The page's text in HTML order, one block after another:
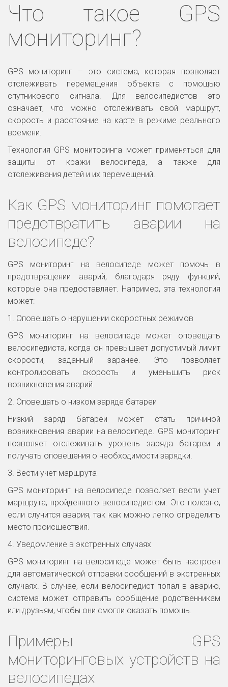
Что такое GPS
мониторинг?
GPS мониторинг – это система, которая позволяет
отслеживать перемещения объекта с помощью
спутникового сигнала. Для велосипедистов это
означает, что можно отслеживать свой маршрут,
скорость и расстояние на карте в режиме реального
времени.
Технология GPS мониторинга может применяться для
защиты от кражи велосипеда, а также для
отслеживания детей и их перемещений.
Как GPS мониторинг помогает
предотвратить аварии на
велосипеде?
GPS мониторинг на велосипеде может помочь в
предотвращении аварий, благодаря ряду функций,
которые она предоставляет. Например, эта технология
может:
1. Оповещать о нарушении скоростных режимов
GPS мониторинг на велосипеде может оповещать
велосипедиста, когда он превышает допустимый лимит
скорости, заданный заранее. Это позволяет
контролировать скорость и уменьшить риск
возникновения аварий.
2. Оповещать о низком заряде батареи
Низкий заряд батареи может стать причиной
возникновения аварии на велосипеде. GPS мониторинг
позволяет отслеживать уровень заряда батареи и
получать оповещения о необходимости зарядки.
3. Вести учет маршрута
GPS мониторинг на велосипеде позволяет вести учет
маршрута, пройденного велосипедистом. Это полезно,
если случится авария, так как можно легко определить
место происшествия.
4. Уведомление в экстренных случаях
GPS мониторинг на велосипеде может быть настроен
для автоматической отправки сообщений в экстренных
случаях. В случае, если велосипедист попал в аварию,
система может отправить сообщение родственникам
или друзьям, чтобы они смогли оказать помощь.
Примеры GPS
мониторинговых устройств на
велосипедах